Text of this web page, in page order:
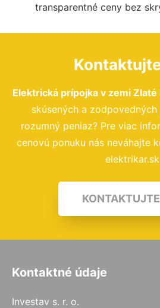
transparentné ceny bez
Elektrická prípojka v zemi Zlaté
skúsených a
rozumný peniaz? Pre viac
cenovú ponuku nás neváhajte
Kontaktné údaje
Investav s. r. o.